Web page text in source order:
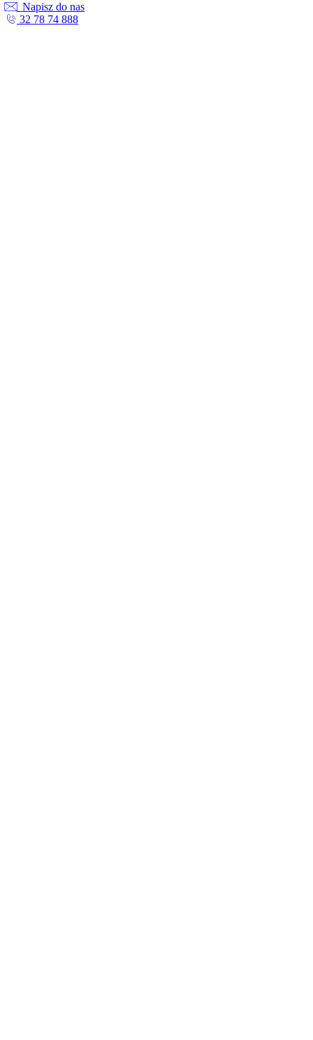
Napisz do nas
32 78 74 888